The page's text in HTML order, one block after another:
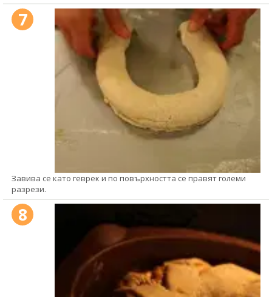
7
Завива се като геврек и по повърхността се правят големи
разрези.
8